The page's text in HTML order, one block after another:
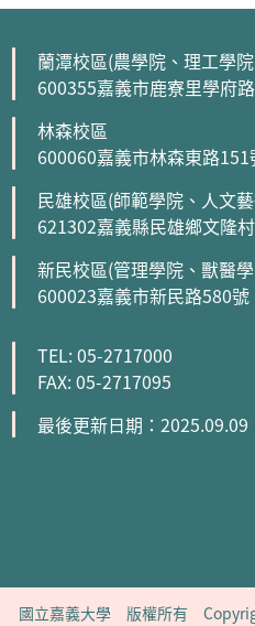
蘭潭校區(農學院、理工學
600355嘉義市鹿寮里學府
林森校區
600060嘉義市林森東路151
民雄校區(師範學院、人文
621302嘉義縣民雄鄉文隆
新民校區(管理學院、獸醫
600023嘉義市新民路580號
TEL: 05-2717000
FAX: 05-2717095
最後更新日期：2025.09.09
國立嘉義大學 版權所有